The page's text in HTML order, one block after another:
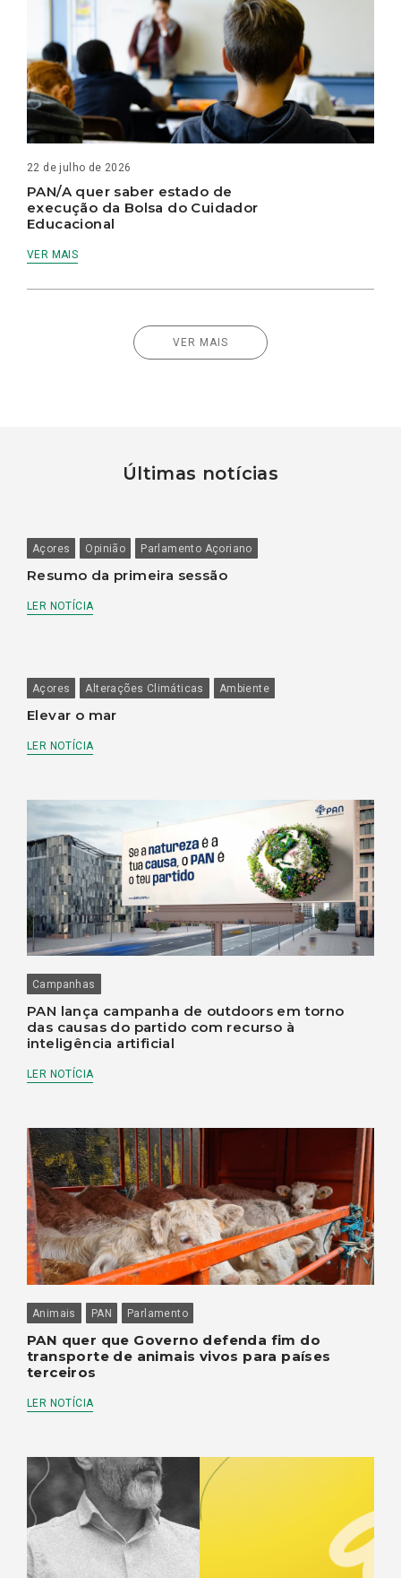
22 de julho de 2026
PAN/A quer saber estado de
execução da Bolsa do Cuidador
Educacional
VER MAIS
VER MAIS
Últimas notícias
Açores Opinião Parlamento Açoriano
Resumo da primeira sessão
LER NOTÍCIA
Açores Alterações Climáticas Ambiente
Elevar o mar
LER NOTÍCIA
Campanhas
PAN lança campanha de outdoors em torno
das causas do partido com recurso à
inteligência artificial
LER NOTÍCIA
Animais PAN Parlamento
PAN quer que Governo defenda fim do
transporte de animais vivos para países
terceiros
LER NOTÍCIA